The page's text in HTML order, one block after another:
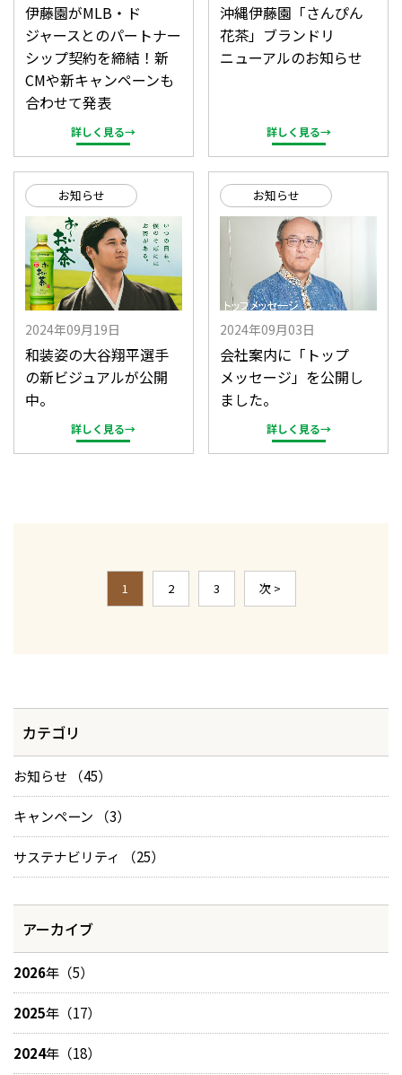
伊藤園がMLB・ド
ジャースとのパートナー
シップ契約を締結！新
CMや新キャンペーンも
合わせて発表
詳しく見る→
沖縄伊藤園「さんぴん
花茶」ブランドリ
ニューアルのお知らせ
詳しく見る→
お知らせ
2024年09月19日
和装姿の大谷翔平選手
の新ビジュアルが公開
中。
詳しく見る→
お知らせ
2024年09月03日
会社案内に「トップ
メッセージ」を公開し
ました。
詳しく見る→
1 2 3 次 >
カテゴリ
お知らせ （45）
キャンペーン （3）
サステナビリティ （25）
アーカイブ
2026年（5）
2025年（17）
2024年（18）